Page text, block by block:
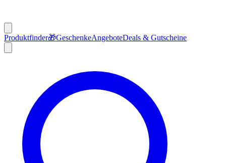
Produktfinder🎁GeschenkeAngeboteDeals & Gutscheine